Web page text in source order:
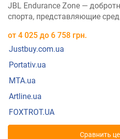
JBL Endurance Zone —
спорта, представляющие
от 4 025 до 6 758 грн.
Justbuy.com.ua
Portativ.ua
MTA.ua
Artline.ua
FOXTROT.UA
Cравнить